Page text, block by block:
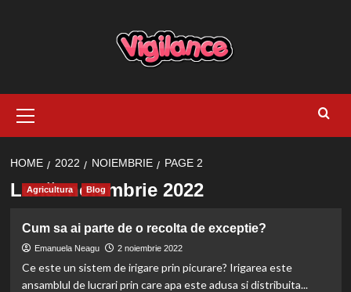
Menu
HOME 2022 NOIEMBRIE PAGE 2
Lună:noiembrie 2022
Agricultura Blog
Cum sa ai parte de o recolta de exceptie?
Emanuela Neagu 2 noiembrie 2022
Ce este un sistem de irigare prin picurare? Irigarea este
ansamblul de lucrari prin care apa este adusa si distribuita...